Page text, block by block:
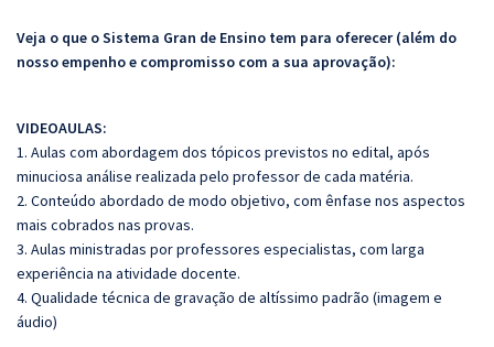
Veja o que o Sistema Gran de Ensino tem para oferecer (além do
nosso empenho e compromisso com a sua aprovação):
VIDEOAULAS:
1. Aulas com abordagem dos tópicos previstos no edital, após
minuciosa análise realizada pelo professor de cada matéria.
2. Conteúdo abordado de modo objetivo, com ênfase nos aspectos
mais cobrados nas provas.
3. Aulas ministradas por professores especialistas, com larga
experiência na atividade docente.
4. Qualidade técnica de gravação de altíssimo padrão (imagem e
áudio)